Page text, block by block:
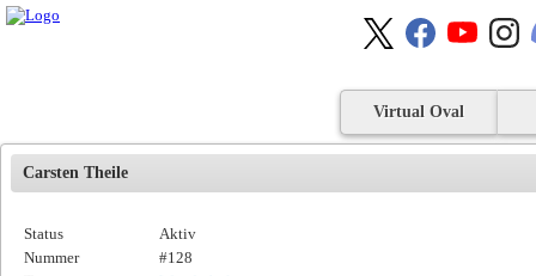
Virtual Oval
Carsten Theile
Status
Aktiv
Nummer
#128